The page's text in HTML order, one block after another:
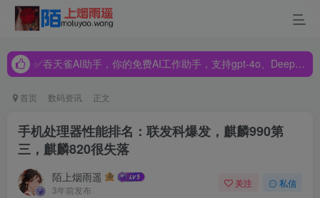
✅吞天雀AI助手，你的免费AI工作助手，支持gpt-4o、DeepSeek、Claude🔥🔥🔥🔥
✅吞天雀AI助手，你的免费AI工作助手，支持gpt-4o、DeepSeek、Claude🔥🔥🔥🔥
首页 数码资讯 正文
手机处理器性能排名：联发科爆发，麒麟990第
三，麒麟820很失落
陌上烟雨遥
3年前发布
关注 私信